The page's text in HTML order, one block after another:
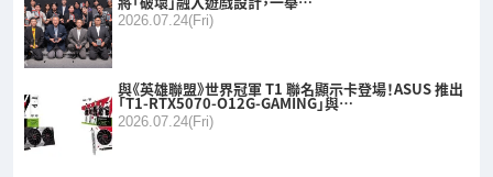
2026.07.24(Fri)
與《英雄聯盟》世界冠軍 T1 聯名顯示卡登場！ASUS 推出
「T1-RTX5070-O12G-GAMING」與…
2026.07.24(Fri)